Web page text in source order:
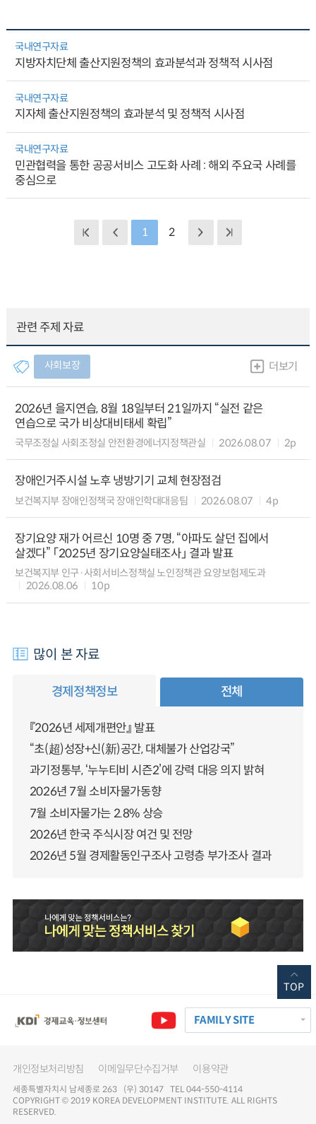
국내연구자료
지방자치단체 출산지원정책의 효과분석과 정책적 시사점
국내연구자료
지자체 출산지원정책의 효과분석 및 정책적 시사점
국내연구자료
민관협력을 통한 공공서비스 고도화 사례 : 해외 주요국 사례를
중심으로
1 2
관련 주제 자료
사회보장 더보기
2026년 을지연습, 8월 18일부터 21일까지 “실전 같은
연습으로 국가 비상대비태세 확립”
국무조정실 사회조정실 안전환경에너지정책관실 2026.08.07 2p
장애인거주시설 노후 냉방기기 교체 현장점검
보건복지부 장애인정책국 장애인학대대응팀 2026.08.07 4p
장기요양 재가 어르신 10명 중 7명, “아파도 살던 집에서
살겠다” 「2025년 장기요양실태조사」 결과 발표
보건복지부 인구·사회서비스정책실 노인정책관 요양보험제도과
2026.08.06
10p
많이 본 자료
경제정책정보 전체
『2026년 세제개편안』 발표
“초(超)성장+신(新)공간, 대체불가 산업강국”
과기정통부, ‘누누티비 시즌2’에 강력 대응 의지 밝혀
2026년 7월 소비자물가동향
7월 소비자물가는 2.8% 상승
2026년 한국 주식시장 여건 및 전망
2026년 5월 경제활동인구조사 고령층 부가조사 결과
FAMILY SITE
개인정보처리방침 이메일무단수집거부 이용약관
세종특별자치시 남세종로 263 (우) 30147 TEL 044-550-4114
COPYRIGHT © 2019 KOREA DEVELOPMENT INSTITUTE. ALL RIGHTS
RESERVED.
TOP